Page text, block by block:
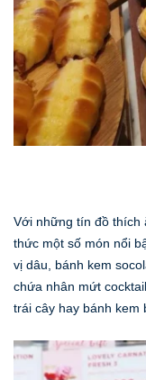
Với những tín đồ thích
thức một số món nổi
vị dâu, bánh kem
chứa nhân mứt
trái cây hay bánh kem